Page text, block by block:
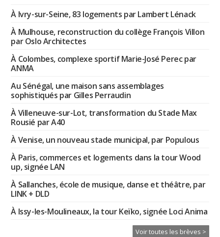
À Ivry-sur-Seine, 83 logements par Lambert Lénack
À Mulhouse, reconstruction du collège François Villon
par Oslo Architectes
À Colombes, complexe sportif Marie-José Perec par
ANMA
Au Sénégal, une maison sans assemblages
sophistiqués par Gilles Perraudin
À Villeneuve-sur-Lot, transformation du Stade Max
Rousié par A40
À Venise, un nouveau stade municipal, par Populous
À Paris, commerces et logements dans la tour Wood
up, signée LAN
À Sallanches, école de musique, danse et théâtre, par
LINK + DLD
À Issy-les-Moulineaux, la tour Keïko, signée Loci Anima
Voir toutes les brèves >